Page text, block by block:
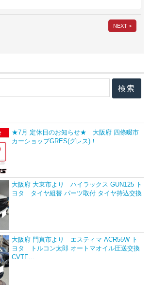
NEXT >
★7月 定休日のお知らせ★ 大阪府 四條畷市
カーショップGRES(グレス)！
大阪府 大東市より ハイラックス GUN125 ト
ヨタ タイヤ組替 パーツ取付 タイヤ持込交換
大阪府 門真市より エスティマ ACR55W ト
ヨタ トルコン太郎 オートマオイル圧送交換
CVTF…